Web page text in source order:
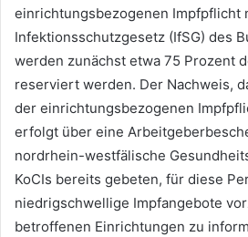
einrichtungsbezogenen Impfpflicht
Infektionsschutzgesetz (IfSG) des
werden zunächst etwa 75 Prozent
reserviert werden. Der Nachweis,
der einrichtungsbezogenen
erfolgt über eine
nordrhein-westfälische
KoCIs bereits gebeten, für diese
niedrigschwellige Impfangebote
betroffenen Einrichtungen zu